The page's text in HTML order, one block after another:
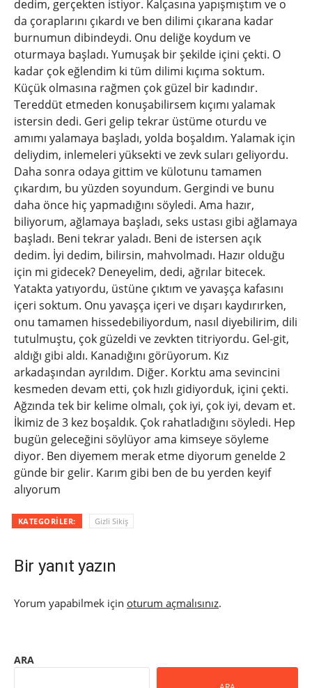
dedim, gerçekten istiyor. Kalçasına yapışmıştım ve o
da çoraplarını çıkardı ve ben dilimi çıkarana kadar
burnumun dibindeydi. Onu deliğe koydum ve
oturmaya başladı. Yumuşak bir şekilde içini çekti. O
kadar çok eğlendim ki tüm dilimi kıçıma soktum.
Küçük olmasına rağmen çok güzel bir kadındır.
Tereddüt etmeden konuşabilirsem kıçımı yalamak
istersin dedi. Geri gelip tekrar üstüme oturdu ve
amımı yalamaya başladı, yolda boşaldım. Yalamak için
deliydim, inlemeleri yüksekti ve zevk suları geliyordu.
Daha sonra odaya gittim ve külotunu tamamen
çıkardım, bu yüzden soyundum. Gergindi ve bunu
daha önce hiç yapmadığını söyledi. Ama hazır,
biliyorum, ağlamaya başladı, seks ustası gibi ağlamaya
başladı. Beni tekrar yaladı. Beni de istersen açık
dedim. İyi dedim, bilirsin, mahvolmadı. Hazır olduğu
için mi gidecek? Deneyelim, dedi, ağrılar bitecek.
Yatakta yatıyordu, üstüne çıktım ve yavaşça kafasını
içeri soktum. Onu yavaşça içeri ve dışarı kaydırırken,
onu tamamen hissedebiliyordum, nasıl diyebilirim, dili
tutulmuştu, çok güzeldi ve zevkten titriyordu. Gel-git,
aldığı gibi aldı. Kanadığını görüyorum. Kız
arkadaşından ayrıldım. Diğer. Korktu ama sevincini
kesmeden devam etti, çok hızlı gidiyorduk, içini çekti.
Ağzında tek bir kelime olmalı, çok iyi, çok iyi, devam et.
İkimiz de 3 kez boşaldık. Çok rahatladığını söyledi. Hep
bugün geleceğini söylüyor ama kimseye söyleme
diyor. Ben diyemem merak etme diyorum genelde 2
günde bir gelir. Karım gibi ben de bu yerden keyif
alıyorum
KATEGORILER: Gizli Sikiş
Bir yanıt yazın
Yorum yapabilmek için oturum açmalısınız.
ARA